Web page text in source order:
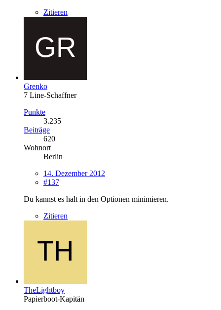
Zitieren
Grenko
7 Line-Schaffner
Punkte
3.235
Beiträge
620
Wohnort
Berlin
14. Dezember 2012
#137
Du kannst es halt in den Optionen minimieren.
Zitieren
TheLightboy
Papierboot-Kapitän